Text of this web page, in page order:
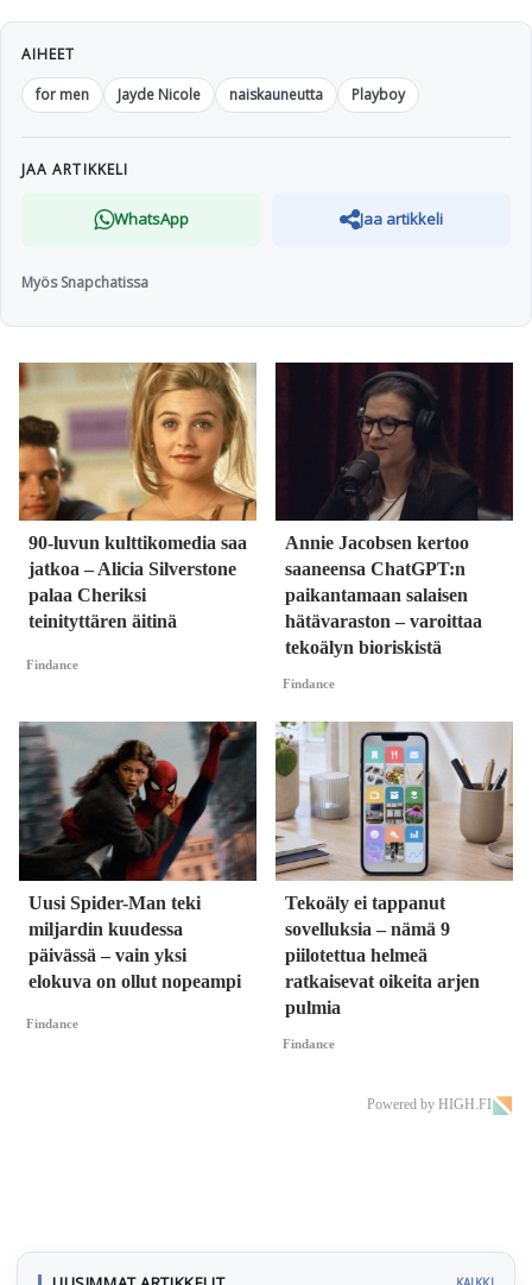
AIHEET
for men
Jayde Nicole naiskauneutta Playboy
JAA ARTIKKELI
WhatsApp Jaa artikkeli
Myös Snapchatissa
90-luvun kulttikomedia saa
jatkoa – Alicia Silverstone
palaa Cheriksi
teinityttären äitinä
Findance
Annie Jacobsen kertoo
saaneensa ChatGPT:n
paikantamaan salaisen
hätävaraston – varoittaa
tekoälyn bioriskistä
Findance
Uusi Spider-Man teki
miljardin kuudessa
päivässä – vain yksi
elokuva on ollut nopeampi
Findance
Tekoäly ei tappanut
sovelluksia – nämä 9
piilotettua helmeä
ratkaisevat oikeita arjen
pulmia
Findance
Powered by HIGH.FI